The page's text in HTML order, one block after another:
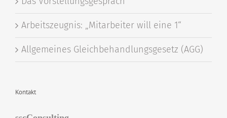
Arbeitszeugnis: „Mitarbeiter will eine 1“
Allgemeines Gleichbehandlungsgesetz (AGG)
Kontakt